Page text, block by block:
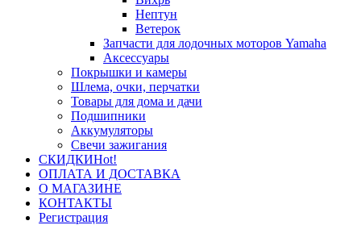
Нептун
Ветерок
Запчасти для лодочных моторов Yamaha
Аксессуары
Покрышки и камеры
Шлема, очки, перчатки
Товары для дома и дачи
Подшипники
Аккумуляторы
Свечи зажигания
СКИДКИHot!
ОПЛАТА И ДОСТАВКА
О МАГАЗИНЕ
КОНТАКТЫ
Регистрация